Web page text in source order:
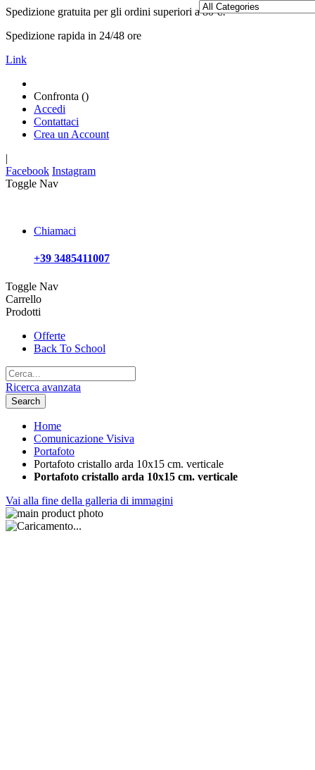
Spedizione gratuita per gli ordini superiori a 80 €!
Spedizione rapida in 24/48 ore
Link
Confronta ()
Accedi
Contattaci
Crea un Account
|
Facebook Instagram
Toggle Nav
Chiamaci
+39 3485411007
Toggle Nav
Carrello
Prodotti
Offerte
Back To School
Ricerca avanzata
Search
Home
Comunicazione Visiva
Portafoto
Portafoto cristallo arda 10x15 cm. verticale
Portafoto cristallo arda 10x15 cm. verticale
Vai alla fine della galleria di immagini